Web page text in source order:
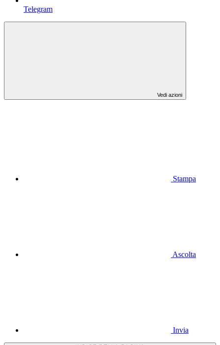
Telegram
Vedi azioni
Stampa
Ascolta
Invia